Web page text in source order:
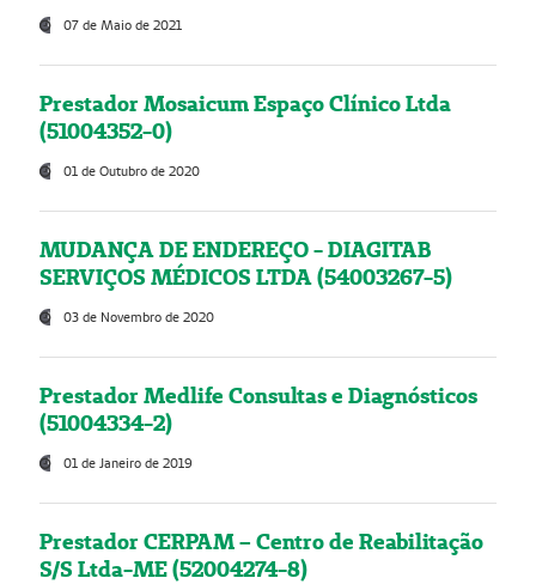
07 de Maio de 2021
Prestador Mosaicum Espaço Clínico Ltda
(51004352-0)
01 de Outubro de 2020
MUDANÇA DE ENDEREÇO - DIAGITAB
SERVIÇOS MÉDICOS LTDA (54003267-5)
03 de Novembro de 2020
Prestador Medlife Consultas e Diagnósticos
(51004334-2)
01 de Janeiro de 2019
Prestador CERPAM – Centro de Reabilitação
S/S Ltda-ME (52004274-8)